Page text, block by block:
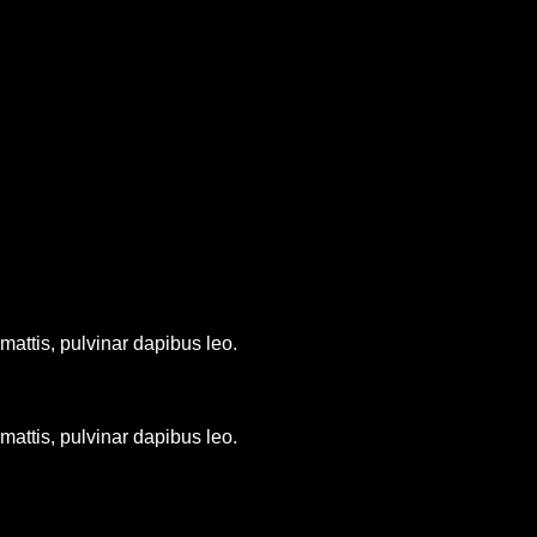
pulvinar dapibus leo.
pulvinar dapibus leo.